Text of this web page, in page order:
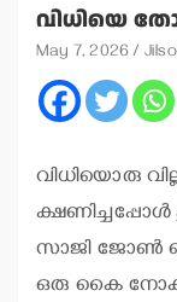
വിധിയെ
May 7, 2026
വിധിയൊരു
സാജി ജോണ്‍
ഒരു കൈ